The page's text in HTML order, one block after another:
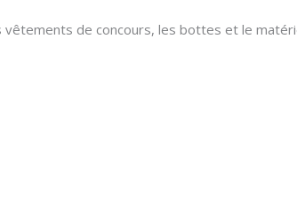
de concours, les bottes et le